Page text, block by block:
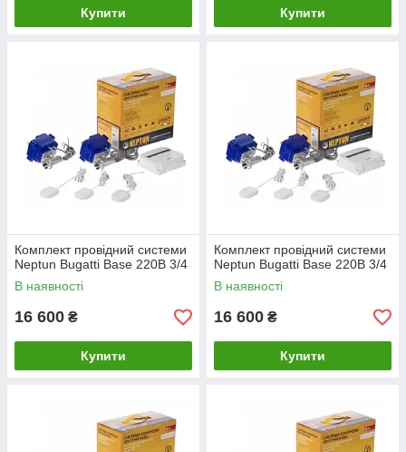
Купити Купити
Комплект провідний системи
Neptun Bugatti Base 220B 3/4
В наявності
16 600 ₴
Купити
Комплект провідний системи
Neptun Bugatti Base 220B 3/4
В наявності
16 600 ₴
Купити